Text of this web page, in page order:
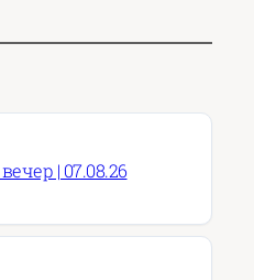
| 07.08.26